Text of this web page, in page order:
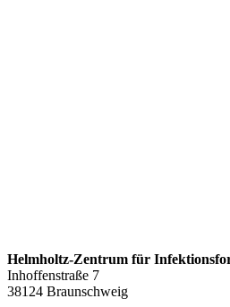
Helmholtz-Zentrum für
Inhoffenstraße 7
38124 Braunschweig